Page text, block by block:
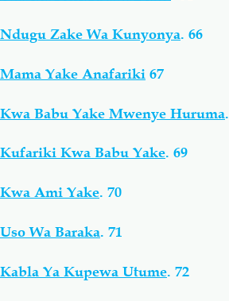
Ndugu Zake Wa Kunyonya. 66
Mama Yake Anafariki 67
Kwa Babu Yake Mwenye Huruma.
Kufariki Kwa Babu Yake. 69
Kwa Ami Yake. 70
Uso Wa Baraka. 71
Kabla Ya Kupewa Utume. 72